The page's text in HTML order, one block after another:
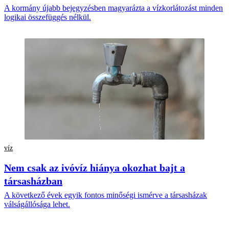
A kormány újabb bejegyzésben magyarázta a vízkorlátozást minden
logikai összefüggés nélkül.
víz
Nem csak az ivóvíz hiánya okozhat bajt a
társasházban
A következő évek egyik fontos minőségi ismérve a társasházak
válságállósága lehet.